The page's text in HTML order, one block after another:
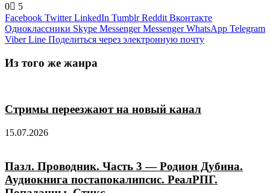
0
5
Facebook Twitter LinkedIn Tumblr Reddit Вконтакте
Одноклассники Skype Messenger Messenger WhatsApp Telegram
Viber Line Поделиться через электронную почту
Из того же жанра
Стримы переезжают на новый канал
15.07.2026
Пазл. Проводник. Часть 3 — Родион Дубина.
Аудиокнига постапокалипсис. РеалРПГ.